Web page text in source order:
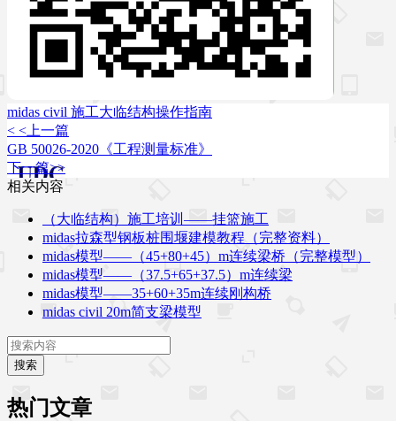
midas civil 施工大临结构操作指南
< <上一篇
GB 50026-2020《工程测量标准》
下一篇>>
相关内容
（大临结构）施工培训——挂篮施工
midas拉森型钢板桩围堰建模教程（完整资料）
midas模型——（45+80+45）m连续梁桥（完整模型）
midas模型——（37.5+65+37.5）m连续梁
midas模型——35+60+35m连续刚构桥
midas civil 20m简支梁模型
搜索
热门文章